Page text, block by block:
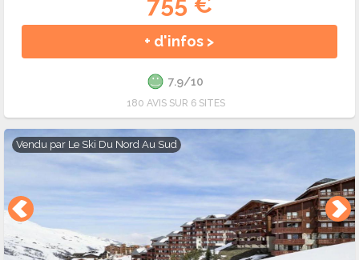
+ d'infos >
7.9/10
180 AVIS SUR 6 SITES
Vendu par Le Ski Du Nord Au Sud